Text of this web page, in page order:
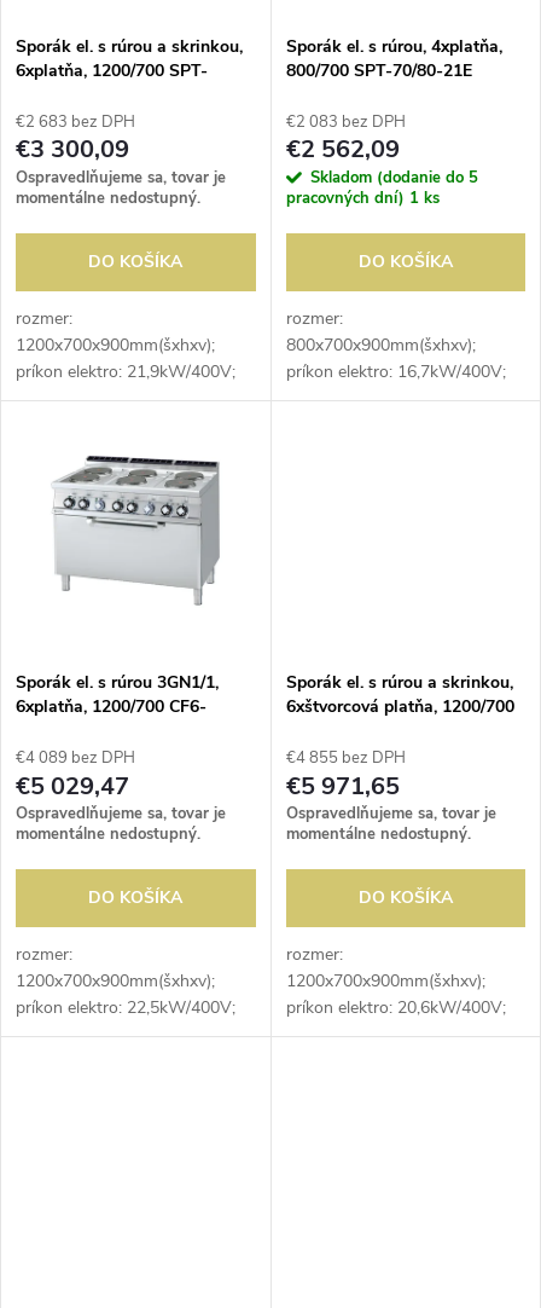
e
p
r
o
d
u
s
p
r
o
d
u
k
Sporák el. s rúrou a skrinkou,
6xplatňa, 1200/700 SPT-
€2 683 bez DPH
€3 300,09
Ospravedlňujeme sa, tovar je
momentálne nedostupný.
DO KOŠÍKA
rozmer:
1200x700x900mm(šxhxv);
príkon elektro: 21,9kW/400V;
elektrický príkon platní:
priemer platne: 220mm;
elektrický príkon rúry: 6,3kW;
vnútorný...
Sporák el. s rúrou, 4xplatňa,
800/700 SPT-70/80-21E
€2 083 bez DPH
€2 562,09
Skladom (dodanie do 5
pracovných dní) 1 ks
DO KOŠÍKA
rozmer:
800x700x900mm(šxhxv);
príkon elektro: 16,7kW/400V;
elektrický príkon platní:
Sporák el. s rúrou 3GN1/1,
6xplatňa, 1200/700 CF6-
€4 089 bez DPH
€5 029,47
Ospravedlňujeme sa, tovar je
momentálne nedostupný.
DO KOŠÍKA
rozmer:
1200x700x900mm(šxhxv);
príkon elektro: 22,5kW/400V;
elektrický príkon platní:
Sporák el. s rúrou a skrinkou,
6xštvorcová platňa, 1200/700
€4 855 bez DPH
€5 971,65
Ospravedlňujeme sa, tovar je
momentálne nedostupný.
DO KOŠÍKA
rozmer:
1200x700x900mm(šxhxv);
príkon elektro: 20,6kW/400V;
elektrický príkon platní: